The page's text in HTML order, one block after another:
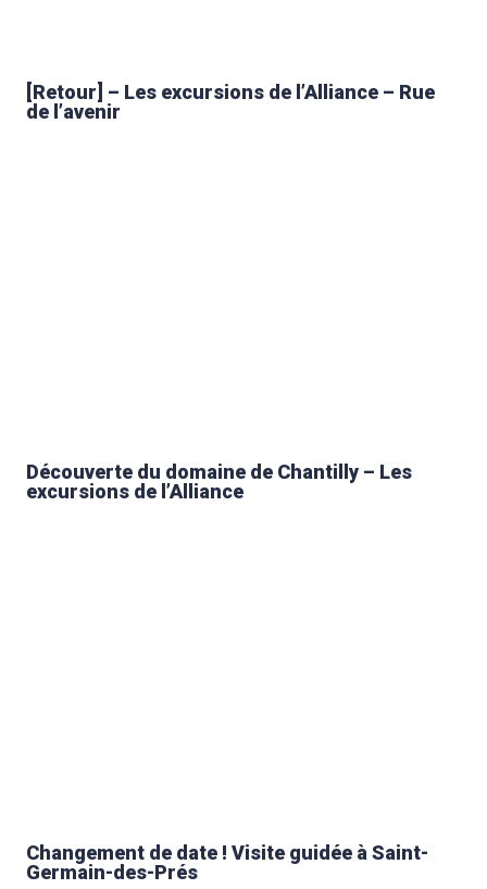
[Retour] – Les excursions de l’Alliance – Rue
de l’avenir
Découverte du domaine de Chantilly – Les
excursions de l’Alliance
Changement de date ! Visite guidée à Saint-
Germain-des-Prés